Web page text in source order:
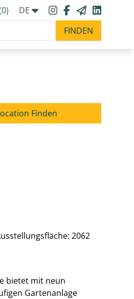
0) DE
2062
bietet mit neun
Gartenanlage